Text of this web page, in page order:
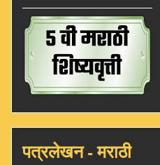
पत्रलेखन - मराठी